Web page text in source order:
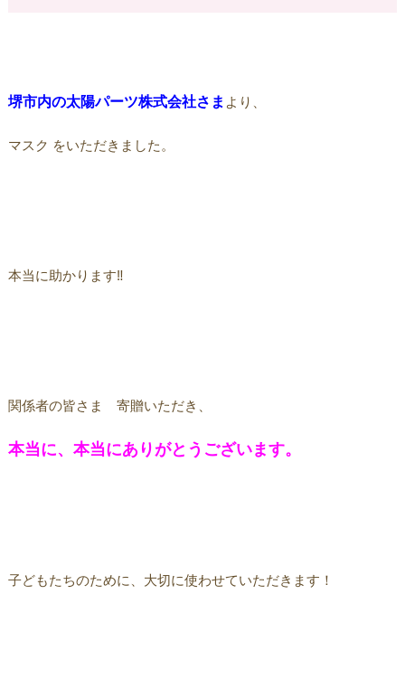
堺市内の太陽パーツ株式会社さま より、
マスク をいただきました。
本当に助かります‼️
関係者の皆さま 寄贈いただき、
本当に、本当にありがとうございます。
子どもたちのために、大切に使わせていただきます！